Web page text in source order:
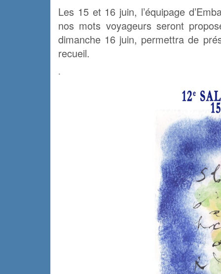
Les 15 et 16 juin, l’équipage
nos mots voyageurs seront
dimanche 16 juin, permettra de
recueil.
.